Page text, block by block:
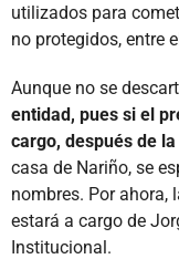
utilizados para
no protegidos, entre
Aunque no se
entidad, pues si el
cargo, después de
casa de Nariño, se
nombres. Por ahora,
estará a cargo de
Institucional.